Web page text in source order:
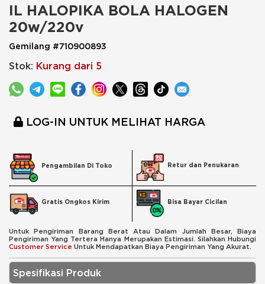
IL HALOPIKA BOLA HALOGEN
20w/220v
Gemilang #710900893
Stok: Kurang dari 5
LOG-IN UNTUK MELIHAT HARGA
Pengambilan Di Toko Retur dan Penukaran
Gratis Ongkos Kirim Bisa Bayar Cicilan
Untuk Pengiriman Barang Berat Atau Dalam Jumlah Besar, Biaya
Pengiriman Yang Tertera Hanya Merupakan Estimasi. Silahkan Hubungi
Customer Service Untuk Mendapatkan Biaya Pengiriman Yang Akurat.
Spesifikasi Produk